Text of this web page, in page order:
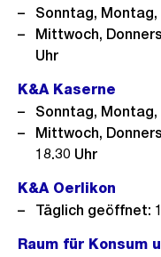
Sonntag, Montag,
Mittwoch,
Uhr
K&A Kaserne
Sonntag, Montag,
Mittwoch,
18.30 Uhr
K&A Oerlikon
Täglich geöffnet:
Raum für Konsum